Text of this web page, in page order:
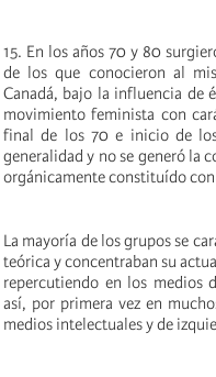
15. En los años 70 y 80
de los que conocieron al
Canadá, bajo la influencia de
movimiento feminista con
final de los 70 e inicio de
generalidad y no se generó la
orgánicamente constituído con
La mayoría de los grupos se
teórica y concentraban su
repercutiendo en los medios
así, por primera vez en
medios intelectuales y de